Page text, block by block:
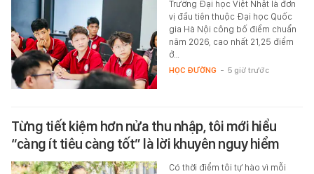
Trường Đại học Việt Nhật là đơn
vị đầu tiên thuộc Đại học Quốc
gia Hà Nội công bố điểm chuẩn
năm 2026, cao nhất 21,25 điểm
ở…
HỌC ĐƯỜNG - 5 giờ trước
Từng tiết kiệm hơn nửa thu nhập, tôi mới hiểu
“càng ít tiêu càng tốt” là lời khuyên nguy hiểm
Có thời điểm tôi tự hào vì mỗi